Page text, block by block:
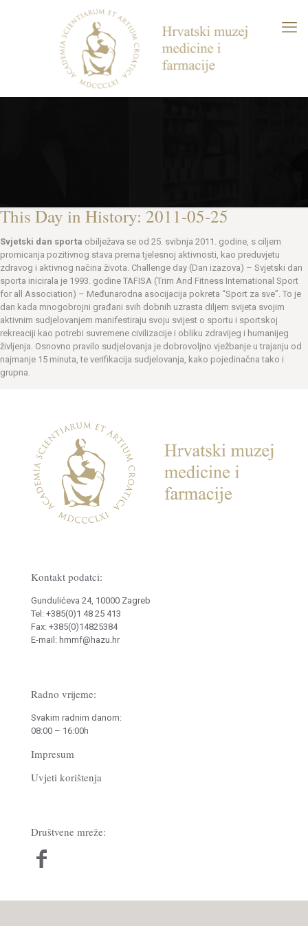
This Day in History: 2011-05-25
Svjetski dan sporta obilježava se od 25. svibnja 2011. godine, s ciljem
promicanja pozitivnog stava prema tjelesnoj aktivnosti, kao preduvjetu
zdravog i aktivnog načina života. Challenge day (Dan izazova) – Svjetski dan
sporta inicirala je 1993. godine TAFISA (Trim And Fitness International Sport
for all Association) – Međunarodna asocijacija pokreta “Sport za sve”. To je
dan kada mnogobrojni građani svih dobnih uzrasta diljem svijeta svojim
aktivnim sudjelovanjem manifestiraju svoju svijest o sportu i sportskoj
rekreaciji kao potrebi suvremene civilizacije i obliku zdravijeg i humanijeg
življenja. Osnovno pravilo sudjelovanja je dobrovoljno vježbanje u trajanju od
najmanje 15 minuta, te verifikacija sudjelovanja, kako pojedinačna tako i
grupna.
Kontakt podatci:
Gundulićeva 24, 10000 Zagreb
Tel: +385(0)1 48 25 413
Fax: +385(0)14825384
E-mail: hmmf@hazu.hr
Radno vrijeme:
Svakim radnim danom:
08:00 – 16:00h
Impresum
Uvjeti korištenja
Društvene mreže: